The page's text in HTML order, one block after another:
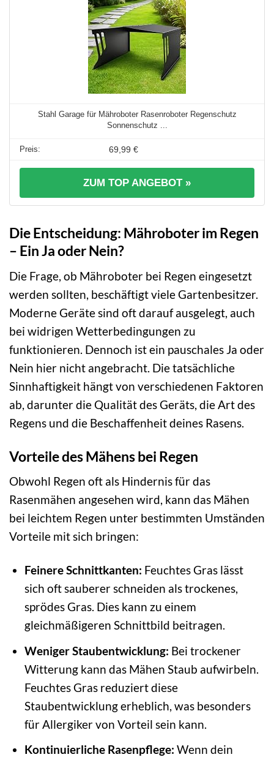
Stahl Garage für Mähroboter Rasenroboter Regenschutz
Sonnenschutz ...
69,99 €
ZUM TOP ANGEBOT »
Die Entscheidung: Mähroboter im Regen
– Ein Ja oder Nein?
Die Frage, ob Mähroboter bei Regen eingesetzt
werden sollten, beschäftigt viele Gartenbesitzer.
Moderne Geräte sind oft darauf ausgelegt, auch
bei widrigen Wetterbedingungen zu
funktionieren. Dennoch ist ein pauschales Ja oder
Nein hier nicht angebracht. Die tatsächliche
Sinnhaftigkeit hängt von verschiedenen Faktoren
ab, darunter die Qualität des Geräts, die Art des
Regens und die Beschaffenheit deines Rasens.
Vorteile des Mähens bei Regen
Obwohl Regen oft als Hindernis für das
Rasenmähen angesehen wird, kann das Mähen
bei leichtem Regen unter bestimmten Umständen
Vorteile mit sich bringen:
Feinere Schnittkanten: Feuchtes Gras lässt
sich oft sauberer schneiden als trockenes,
sprödes Gras. Dies kann zu einem
gleichmäßigeren Schnittbild beitragen.
Weniger Staubentwicklung: Bei trockener
Witterung kann das Mähen Staub aufwirbeln.
Feuchtes Gras reduziert diese
Staubentwicklung erheblich, was besonders
für Allergiker von Vorteil sein kann.
Kontinuierliche Rasenpflege: Wenn dein